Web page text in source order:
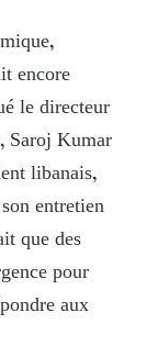
encore
le directeur
Saroj Kumar
libanais,
entretien
que des
pour
aux